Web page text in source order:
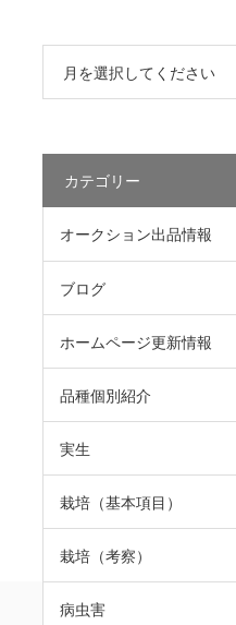
月を選択してください
カテゴリー
オークション出品情報
ブログ
ホームページ更新情報
品種個別紹介
実生
栽培（基本項目）
栽培（考察）
病虫害